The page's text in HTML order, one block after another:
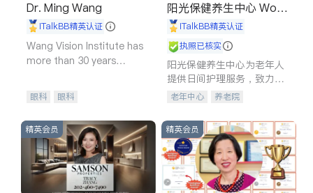
Dr. Ming Wang
iTalkBB精英认证
Wang Vision Institute has
more than 30 years
眼科 眼科
阳光保健养生中心 World
shine
iTalkBB精英认证
执照已核实
阳光保健养生中心为老年人
提供日间护理服务，致力于
通过持续的护理创新来有效
老年中心 养老院
精英会员 精英会员